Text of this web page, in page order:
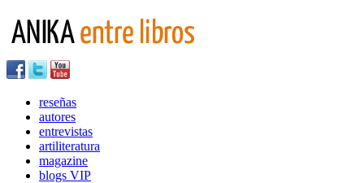
reseñas
autores
entrevistas
artiliteratura
magazine
blogs VIP